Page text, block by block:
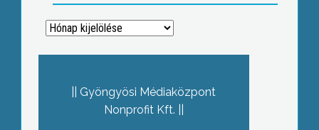
Archívum
Gyöngyösi Médiaközpont
Nonprofit Kft.